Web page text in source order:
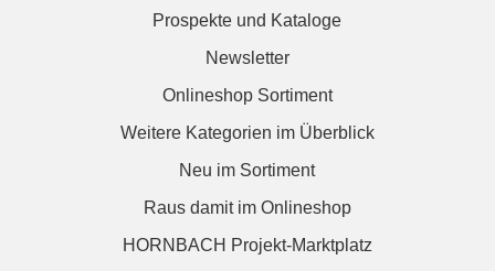
Prospekte und Kataloge
Newsletter
Onlineshop Sortiment
Weitere Kategorien im Überblick
Neu im Sortiment
Raus damit im Onlineshop
HORNBACH Projekt-Marktplatz